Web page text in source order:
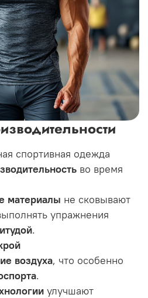
спортивная одежда
во время
материалы не сковывают
упражнения
.
воздуха, что особенно
.
улучшают